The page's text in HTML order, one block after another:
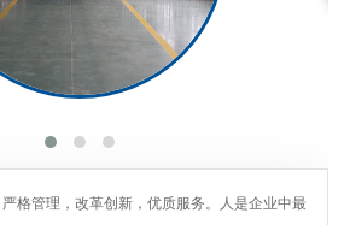
格管理，改革创新，优质服务。人是企业中最